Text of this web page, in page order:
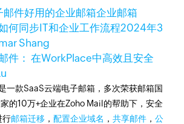
邮件好用的企业邮箱企业邮箱
何同步IT和企业工作流程2024年3
Shang
件： 在WorkPlace中高效且安全
一款SaaS云端电子邮箱，多次荣获邮箱国
的10万+企业在Zoho Mail的帮助下，安全
行邮箱迁移 ，配置企业域名 ，共享邮件 ，公